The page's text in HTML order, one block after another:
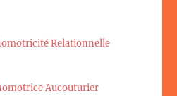
Relationnelle
Aucouturier